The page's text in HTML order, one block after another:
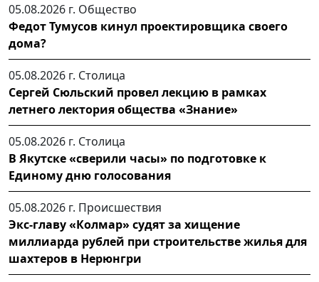
05.08.2026 г. Общество
Федот Тумусов кинул проектировщика своего
дома?
05.08.2026 г. Столица
Сергей Сюльский провел лекцию в рамках
летнего лектория общества «Знание»
05.08.2026 г. Столица
В Якутске «сверили часы» по подготовке к
Единому дню голосования
05.08.2026 г. Происшествия
Экс-главу «Колмар» судят за хищение
миллиарда рублей при строительстве жилья для
шахтеров в Нерюнгри